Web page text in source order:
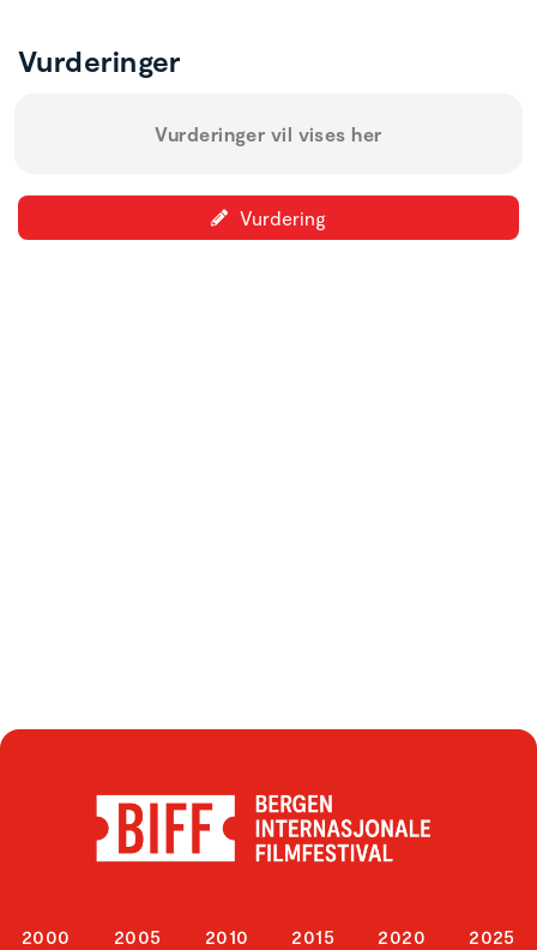
Vurderinger
Vurderinger vil vises her
Vurdering
2000
2005
2010
2015
2020
2025